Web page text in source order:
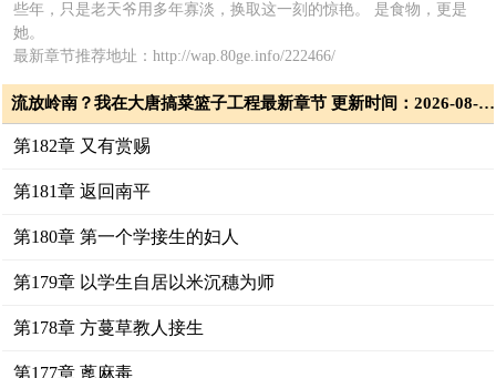
些年，只是老天爷用多年寡淡，换取这一刻的惊艳。 是食物，更是
她。
最新章节推荐地址：http://wap.80ge.info/222466/
流放岭南？我在大唐搞菜篮子工程最新章节 更新时间：2026-08-08T00:04:00
第182章 又有赏赐
第181章 返回南平
第180章 第一个学接生的妇人
第179章 以学生自居以米沉穗为师
第178章 方蔓草教人接生
第177章 蓖麻毒